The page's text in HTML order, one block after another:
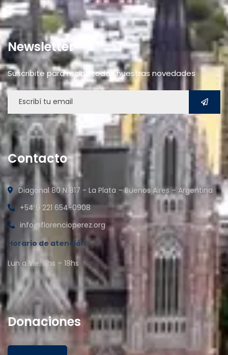
Newsletter
Suscribite para recibir todas nuestras novedades
Contacto
Diagonal 80 N 817 - La Plata – Buenos Aires – Argentina
+54 9 221 654-0908
info@florencioperez.org
Horario de atención
Lun a Vie: 9hs – 18hs
Donaciones